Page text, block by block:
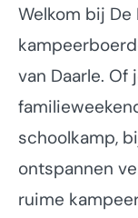
Welkom bij De
van Daarle. Of
schoolkamp,
ontspannen
ruime